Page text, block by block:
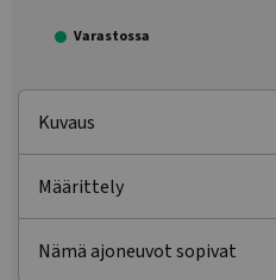
Varastossa
Kuvaus
Määrittely
Nämä ajoneuvot sopivat